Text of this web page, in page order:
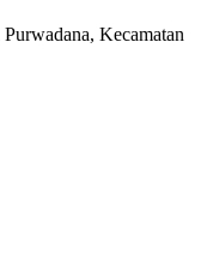
Kecamatan